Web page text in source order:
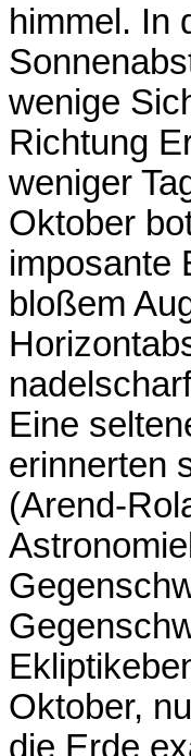
himmel. In
wenige
Richtung
weniger
Oktober
imposante
bloßem
Eine
erinnerten
(Arend-
Oktober,
die Erde